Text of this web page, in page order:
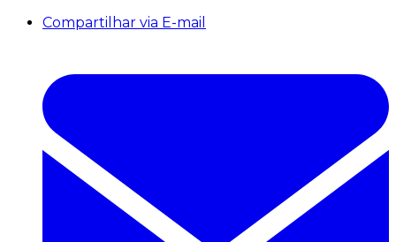
Compartilhar via E-mail